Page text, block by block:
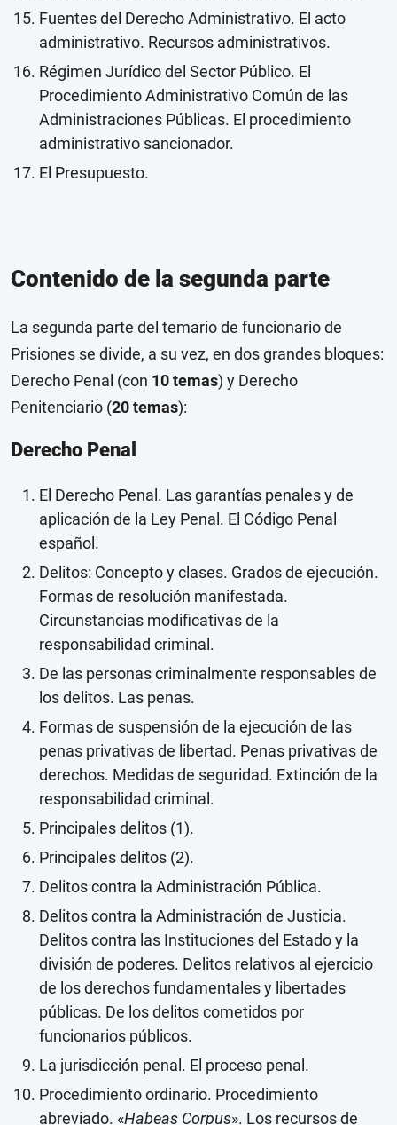
Fuentes del Derecho Administrativo. El acto
administrativo. Recursos administrativos.
Régimen Jurídico del Sector Público. El
Procedimiento Administrativo Común de las
Administraciones Públicas. El procedimiento
administrativo sancionador.
El Presupuesto.
Contenido de la segunda parte
La segunda parte del temario de funcionario de
Prisiones se divide, a su vez, en dos grandes bloques:
Derecho Penal (con 10 temas) y Derecho
Penitenciario (20 temas):
Derecho Penal
El Derecho Penal. Las garantías penales y de
aplicación de la Ley Penal. El Código Penal
español.
Delitos: Concepto y clases. Grados de ejecución.
Formas de resolución manifestada.
Circunstancias modificativas de la
responsabilidad criminal.
De las personas criminalmente responsables de
los delitos. Las penas.
Formas de suspensión de la ejecución de las
penas privativas de libertad. Penas privativas de
derechos. Medidas de seguridad. Extinción de la
responsabilidad criminal.
Principales delitos (1).
Principales delitos (2).
Delitos contra la Administración Pública.
Delitos contra la Administración de Justicia.
Delitos contra las Instituciones del Estado y la
división de poderes. Delitos relativos al ejercicio
de los derechos fundamentales y libertades
públicas. De los delitos cometidos por
funcionarios públicos.
La jurisdicción penal. El proceso penal.
Procedimiento ordinario. Procedimiento
abreviado. «Habeas Corpus». Los recursos de